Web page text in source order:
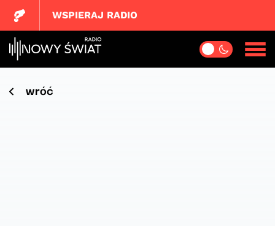
WSPIERAJ RADIO
wróć